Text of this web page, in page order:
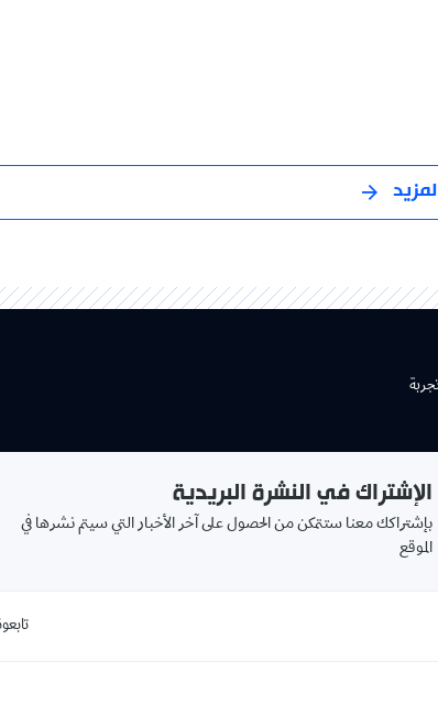
الإشتراك في النشرة البريدية
بإشتراكك معنا ستتمكن من الحصول على آخر الأخبار التي سيتم نشرها في
الموقع